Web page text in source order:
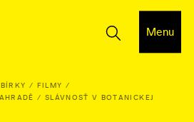
Menu
FILMY
/ SLÁVNOSŤ V BOTANICKEJ